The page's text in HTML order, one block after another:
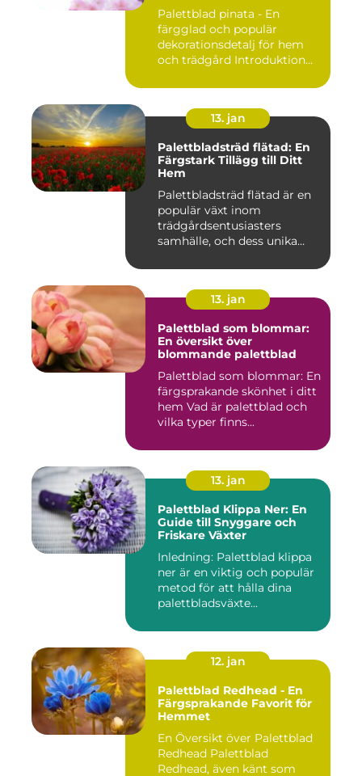
Palettblad pinata - En
färgglad och populär
dekorationsdetalj för hem
och trädgård Introduktion
13. jan
Palettbladsträd flätad: En
Färgstark Tillägg till Ditt
Hem
Palettbladsträd flätad är en
populär växt inom
trädgårdsentusiasters
samhälle, och dess unika
13. jan
Palettblad som blommar:
En översikt över
blommande palettblad
Palettblad som blommar: En
färgsprakande skönhet i ditt
hem Vad är palettblad och
vilka typer finns...
13. jan
Palettblad Klippa Ner: En
Guide till Snyggare och
Friskare Växter
Inledning: Palettblad klippa
ner är en viktig och populär
metod för att hålla dina
palettbladsväxte...
12. jan
Palettblad Redhead - En
Färgsprakande Favorit för
Hemmet
En Översikt över Palettblad
Redhead Palettblad
Redhead, även känt som